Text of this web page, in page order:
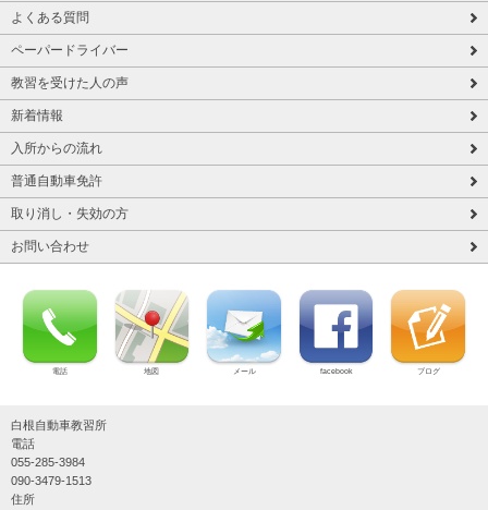
よくある質問
ペーパードライバー
教習を受けた人の声
新着情報
入所からの流れ
普通自動車免許
取り消し・失効の方
お問い合わせ
電話 地図 メール facebook ブログ
白根自動車教習所
電話
055-285-3984
090-3479-1513
住所